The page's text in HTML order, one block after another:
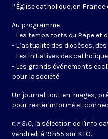
l’Église catholique, en France
Au programme :
- Les temps forts du Pape et
- L’actualité des diocèses,
- Les initiatives des
- Les grands événements
pour la société
Un journal tout en images,
pour rester informé et
👉 SIC, la sélection de l'info
vendredi à 19h55 sur KTO.